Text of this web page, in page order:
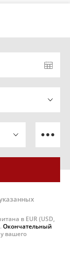
в EUR (USD,
Окончательный
вашего